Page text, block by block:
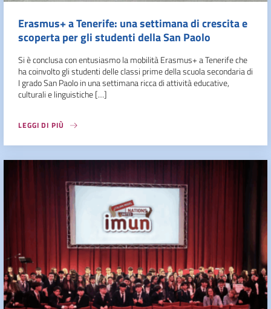
Erasmus+ a Tenerife: una settimana di crescita e
scoperta per gli studenti della San Paolo
Si è conclusa con entusiasmo la mobilità Erasmus+ a Tenerife che
ha coinvolto gli studenti delle classi prime della scuola secondaria di
I grado San Paolo in una settimana ricca di attività educative,
culturali e linguistiche […]
LEGGI DI PIÙ